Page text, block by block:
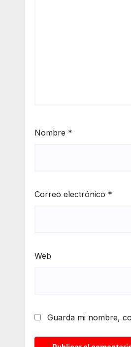
Nombre *
Correo electrónico *
Web
Guarda mi nombre,